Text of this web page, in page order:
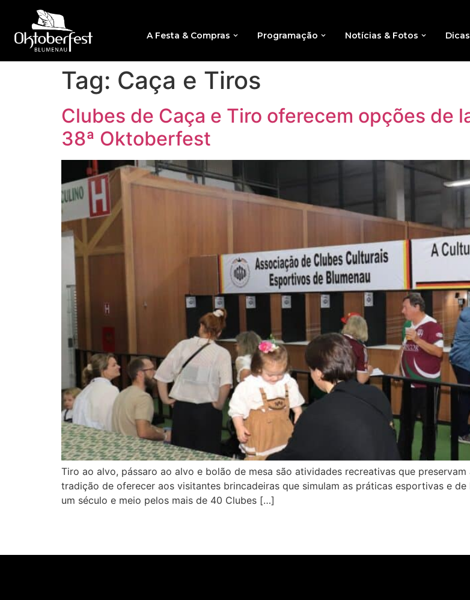
A Festa & Compras Programação Notícias & Fotos
Tag: Caça e Tiros
Clubes de Caça e Tiro oferecem opções de
38ª Oktoberfest
Tiro ao alvo, pássaro ao alvo e bolão de mesa são atividades recreativas que
tradição de oferecer aos visitantes brincadeiras que simulam as práticas esportivas e
um século e meio pelos mais de 40 Clubes […]